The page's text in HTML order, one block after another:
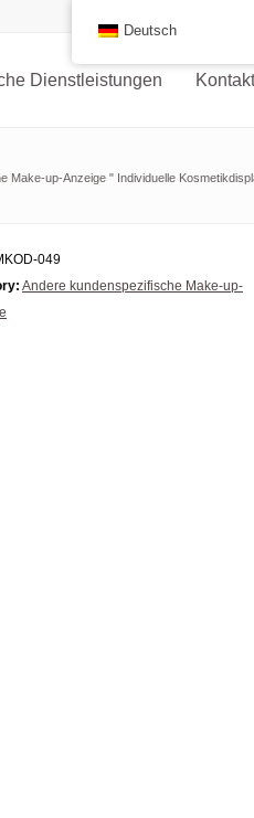
Dienstleistungen Kontakt
Make-up-Anzeige " Individuelle
049
Andere kundenspezifische Make-up-
Deutsch